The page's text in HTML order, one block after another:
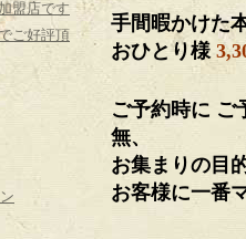
盟店です
ご好評頂
手間暇かけた
おひとり様
ご予約時に ご
無、
お集まりの目
お客様に一番